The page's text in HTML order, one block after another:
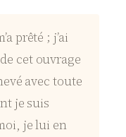
prêté ; j’ai
cet ouvrage
avec toute
je suis
je lui en